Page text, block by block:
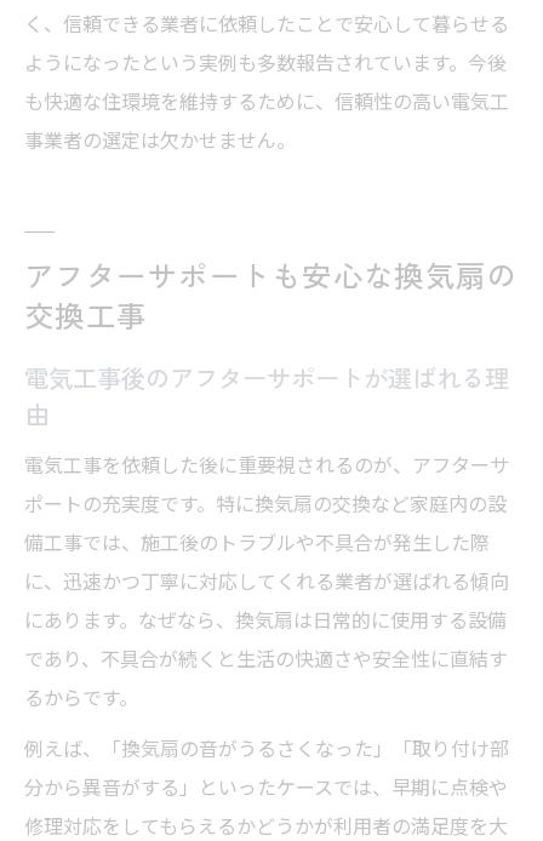
く、信頼できる業者に依頼したことで安心して暮らせる
ようになったという実例も多数報告されています。今後
も快適な住環境を維持するために、信頼性の高い電気工
事業者の選定は欠かせません。
アフターサポートも安心な換気扇の
交換工事
電気工事後のアフターサポートが選ばれる理
由
電気工事を依頼した後に重要視されるのが、アフターサ
ポートの充実度です。特に換気扇の交換など家庭内の設
備工事では、施工後のトラブルや不具合が発生した際
に、迅速かつ丁寧に対応してくれる業者が選ばれる傾向
にあります。なぜなら、換気扇は日常的に使用する設備
であり、不具合が続くと生活の快適さや安全性に直結す
るからです。
例えば、「換気扇の音がうるさくなった」「取り付け部
分から異音がする」といったケースでは、早期に点検や
修理対応をしてもらえるかどうかが利用者の満足度を大